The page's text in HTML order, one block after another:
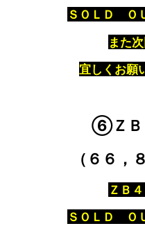
ＳＯＬＤ Ｏ
また
宜しくお願
⑥ＺＢ
（６６，
ＺＢ
ＳＯＬＤ Ｏ